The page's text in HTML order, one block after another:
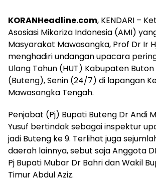
KORANHeadline.com, KENDARI –
Asosiasi Mikoriza Indonesia (AMI)
Masyarakat Mawasangka, Prof Dr Ir
menghadiri undangan upacara
Ulang Tahun (HUT) Kabupaten
(Buteng), Senin (24/7) di lapangan
Mawasangka Tengah.
Penjabat (Pj) Bupati Buteng Dr Andi
Yusuf bertindak sebagai inspektur
jadi Buteng ke 9. Terlihat juga
daerah lainnya, sebut saja Anggota
Pj Bupati Mubar Dr Bahri dan Wakil
Timur Abdul Aziz.